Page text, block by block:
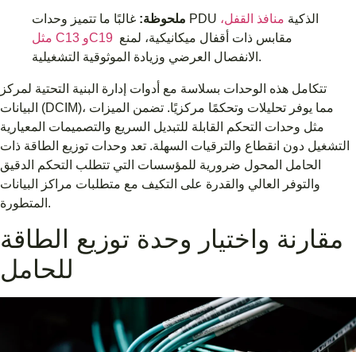
ملحوظة: غالبًا ما تتميز وحدات PDU الذكية منافذ القفل،
مثل C13 وC19
الانفصال العرضي وزيادة الموثوقية التشغيلية.
تتكامل هذه الوحدات بسلاسة مع أدوات إدارة البنية التحتية لمركز
البيانات (DCIM)، مما يوفر تحليلات وتحكمًا مركزيًا. تضمن الميزات
مثل وحدات التحكم القابلة للتبديل السريع والتصميمات المعيارية
التشغيل دون انقطاع والترقيات السهلة. تعد وحدات توزيع الطاقة ذات
الحامل المحول ضرورية للمؤسسات التي تتطلب التحكم الدقيق
والتوفر العالي والقدرة على التكيف مع متطلبات مراكز البيانات
المتطورة.
مقارنة واختيار وحدة توزيع الطاقة
للحامل